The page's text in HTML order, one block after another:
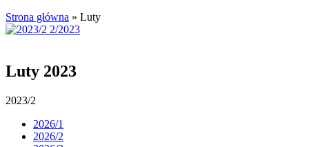
Strona główna » Luty
Luty 2023
2023/2
2026/1
2026/2